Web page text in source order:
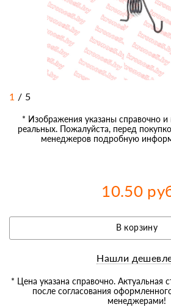
1 / 5
* Изображения указаны справочно и
реальных. Пожалуйста, перед
менеджеров подробную
10.50
В корзину
Нашли
* Цена указана справочно. Актуальная
после согласования
менеджерами!